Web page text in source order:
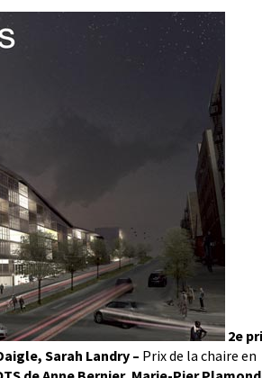
2e
Sarah Landry – Prix de la chaire en